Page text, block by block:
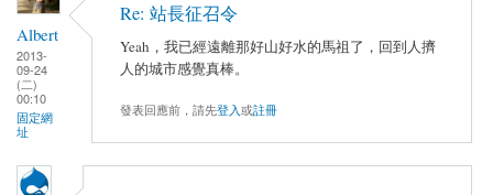
Albert
2013-
09-24
(二)
00:10
固定網
址
Re: 站長征召令
Yeah，我已經遠離那好山好水的馬祖了，回到人擠
人的城市感覺真棒。
發表回應前，請先登入或註冊